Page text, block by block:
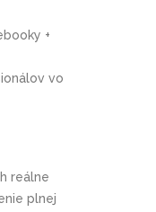
+
vo
reálne
plnej